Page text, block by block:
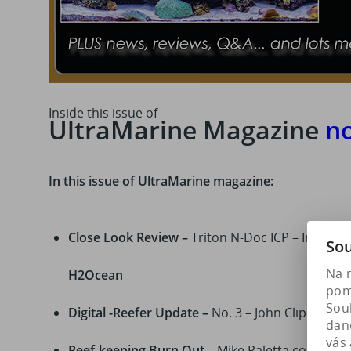
Inside this issue of
UltraMarine Magazine
In this issue of UltraMarine magazine:
Close Look Review –Triton N-Doc ICP – In this
H2Ocean
Digital -Reefer Update – No. 3 – John
Na
vás